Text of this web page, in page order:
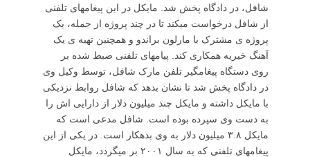
شافل، در دادگاه پخش شد. مایکل در این پیغامهای تلفنی
از شافل درخواست میکند تا در چند پروژه از جمله، یک
پروژه ی مشترک با مارلون براندو و همچنین تهیه ی یک
آهنگ خیریه همکاری کند. پیامهای تلفنی ضبط شده بر
روی دستگاه پیغامگیر تلفن مارک شافل، توسط وکیل وی
در دادگاه پخش شد تا نشان بدهد که شافل روابط نزدیکی
با مایکل داشته و مایکل چند میلیون دلار از دارایی اش را
به دست وی سپرده بوده است. شافل مدعی است که
مایکل ۳.۸ میلیون دلار به وی بدهکار است. در یکی از این
پیغامهای تلفنی که به سال ۲۰۰۱ بر میگردد، مایکل